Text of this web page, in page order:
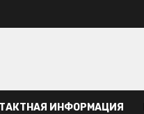
ИНФОРМАЦИЯ